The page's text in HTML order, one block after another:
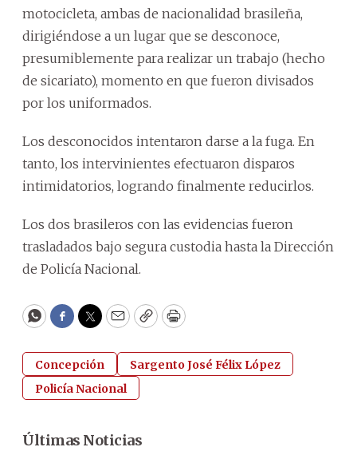
motocicleta, ambas de nacionalidad brasileña,
dirigiéndose a un lugar que se desconoce,
presumiblemente para realizar un trabajo (hecho
de sicariato), momento en que fueron divisados
por los uniformados.
Los desconocidos intentaron darse a la fuga. En
tanto, los intervinientes efectuaron disparos
intimidatorios, logrando finalmente reducirlos.
Los dos brasileros con las evidencias fueron
trasladados bajo segura custodia hasta la Dirección
de Policía Nacional.
WhatsApp
Facebook
Twitter
EmailCopyPrint
Concepción
Sargento José Félix López
Policía Nacional
Últimas Noticias